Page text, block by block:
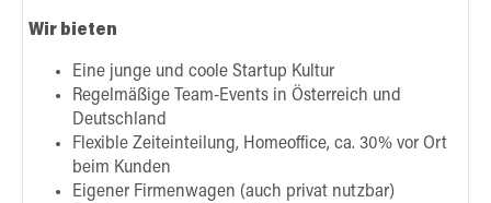
Wir bieten
Eine junge und coole Startup Kultur
Regelmäßige Team-Events in Österreich und
Deutschland
Flexible Zeiteinteilung, Homeoffice, ca. 30% vor Ort
beim Kunden
Eigener Firmenwagen (auch privat nutzbar)